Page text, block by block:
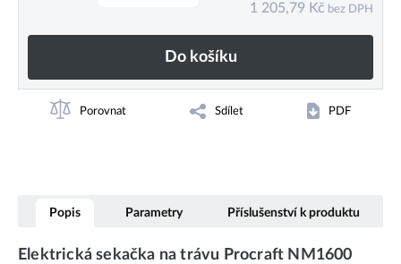
1 205,79 Kč bez DPH
Do košíku
Porovnat Sdílet PDF
Popis Parametry Příslušenství k produktu
Elektrická sekačka na trávu Procraft NM1600